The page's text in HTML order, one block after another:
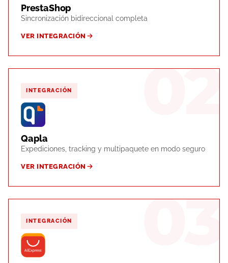
PrestaShop
Sincronización bidireccional completa
VER INTEGRACIÓN
02
INTEGRACIÓN
Qapla
Expediciones, tracking y multipaquete en modo seguro
VER INTEGRACIÓN
03
INTEGRACIÓN